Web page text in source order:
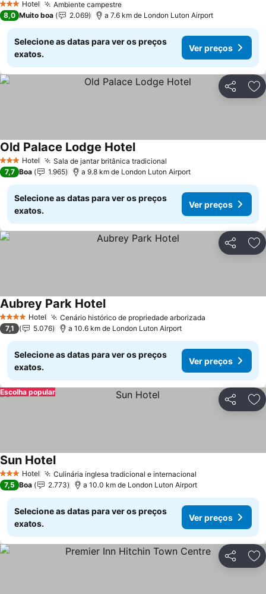
3 EstrelasHotel Ambiente campestre
8,0 Muito boa 2.069 a 7.6 km de London Luton Airport
Selecione as datas para ver os preços
exatos.
Ver preços
Partilhar
3 EstrelasHotel Sala de jantar britânica tradicional
Old Palace Lodge Hotel
7,7 Boa 1.965 a 9.8 km de London Luton Airport
Selecione as datas para ver os preços
exatos.
Ver preços
Partilhar
4 EstrelasHotel Cenário histórico de propriedade arborizada
Aubrey Park Hotel
7,1 5.076 a 10.6 km de London Luton Airport
Selecione as datas para ver os preços
exatos.
Ver preços
Partilhar
Escolha popular
3 EstrelasHotel Culinária inglesa tradicional e internacional
Sun Hotel
7,5 Boa 2.773 a 10.0 km de London Luton Airport
Selecione as datas para ver os preços
exatos.
Ver preços
Partilhar